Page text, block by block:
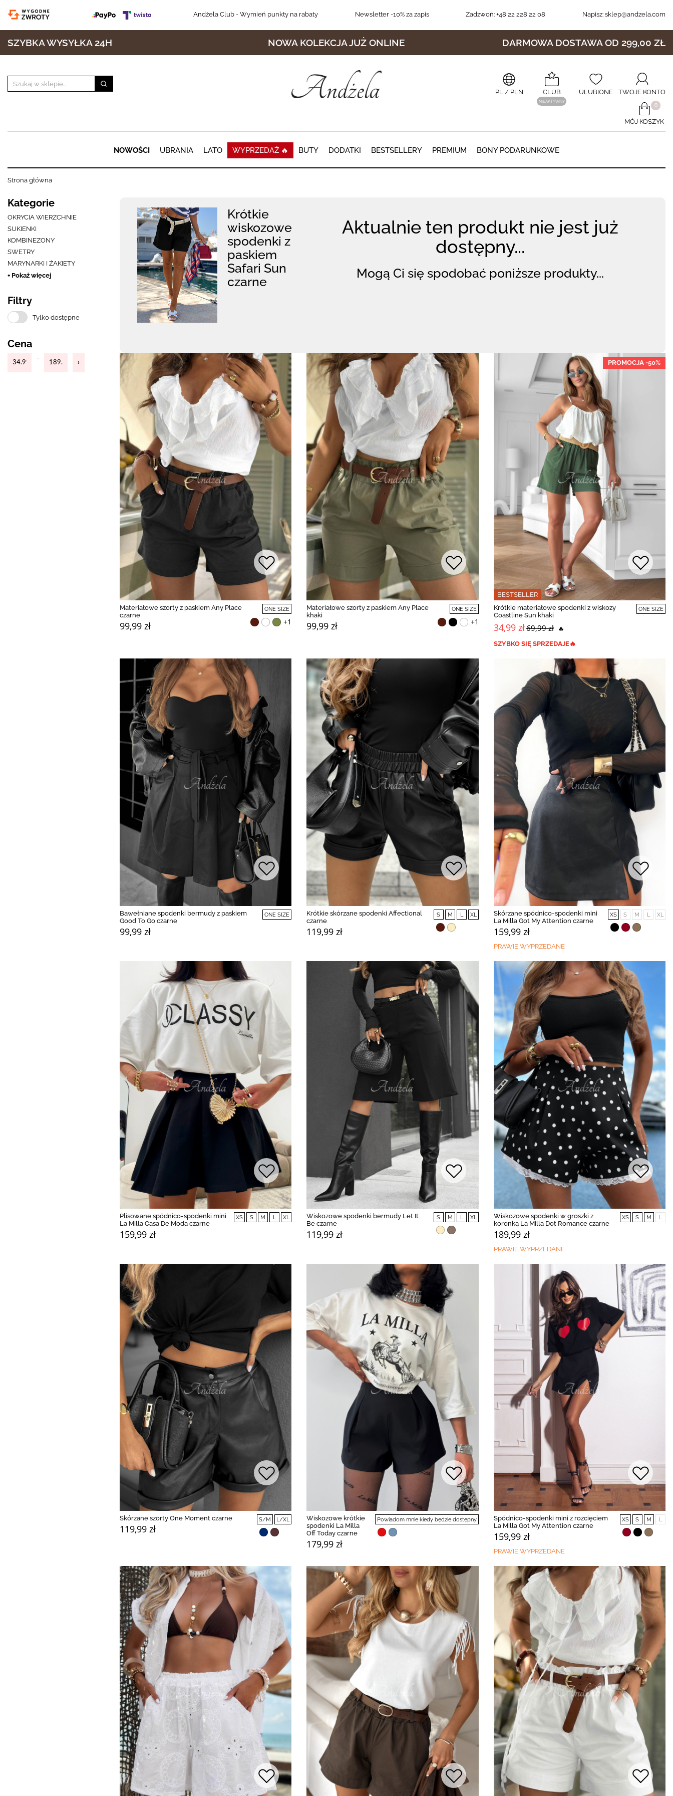
Andżela Club- Wymień punkty na rabaty Newsletter-10% za zapis Zadzwoń: +48 22 228 22 08 Napisz: sklep@andzela.com
SZYBKA WYSYŁKA 24H NOWA KOLEKCJA JUŻ ONLINE DARMOWA DOSTAWA OD 299,00 ZŁ
PL/ PLN CLUB
NIEAKTYWNY
ULUBIONE TWOJE KONTO
​0
MÓJ KOSZYK
NOWOŚCI UBRANIA LATO WYPRZEDAŻ 🔥 BUTY DODATKI BESTSELLERY PREMIUM BONY PODARUNKOWE
Strona główna
Kategorie
OKRYCIA WIERZCHNIE
SUKIENKI
KOMBINEZONY
SWETRY
MARYNARKI I ŻAKIETY
+ Pokaż więcej
Filtry
Tylko dostępne
Cena
-
Krótkie
wiskozowe
spodenki z
paskiem
Safari Sun
czarne
Aktualnie ten produkt nie jest już
dostępny...
Mogą Ci się spodobać poniższe produkty...
Materiałowe szorty z paskiem Any Place
czarne
99,99 zł
ONE SIZE
+1
Materiałowe szorty z paskiem Any Place
khaki
99,99 zł
ONE SIZE
+1
PROMOCJA -50%
BESTSELLER
Krótkie materiałowe spodenki z wiskozy
Coastline Sun khaki
34,99 zł69,99 zł 🔥
ONE SIZE
SZYBKO SIĘ SPRZEDAJE🔥
Bawełniane spodenki bermudy z paskiem
Good To Go czarne
99,99 zł
ONE SIZE
Krótkie skórzane spodenki Affectional
czarne
119,99 zł
S M L XL
Skórzane spódnico-spodenki mini
La Milla Got My Attention czarne
159,99 zł
XS S M L XL
PRAWIE WYPRZEDANE
Plisowane spódnico-spodenki mini
La Milla Casa De Moda czarne
159,99 zł
XS S M L XL
Wiskozowe spodenki bermudy Let It
Be czarne
119,99 zł
S M L XL
Wiskozowe spodenki w groszki z
koronką La Milla Dot Romance czarne
189,99 zł
XS S M L
PRAWIE WYPRZEDANE
Skórzane szorty One Moment czarne
119,99 zł
S/M L/XL
Wiskozowe krótkie
spodenki La Milla
Off Today czarne
179,99 zł
Powiadom mnie kiedy będzie dostępny
Spódnico-spodenki mini z rozcięciem
La Milla Got My Attention czarne
159,99 zł
XS S M L
PRAWIE WYPRZEDANE